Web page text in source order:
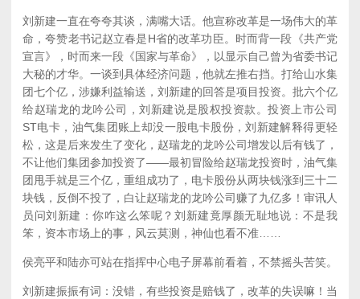
刘新建一直在夸夸其谈，满嘴大话。他宣称改革是一场伟大的革
命，夸赞老书记赵立春是H省的改革功臣。时而背一段《共产党
宣言》，时而来一段《国家与革命》，以显示自己曾为省委书记
大秘的才华。一谈到具体经济问题，他就左推右挡。打给山水集
团七个亿，涉嫌利益输送，刘新建的回答是项目投资。批六个亿
给赵瑞龙的龙吟公司，刘新建说是股权投资款。投资上市公司
ST电卡，油气集团账上却没一股电卡股份，刘新建解释得更轻
松，这是后来发生了变化，赵瑞龙的龙吟公司增发以后有钱了，
不让他们集团参加投资了——最初冒险给赵瑞龙投资时，油气集
团甩手就是三个亿，重组成功了，电卡股份从两块钱涨到三十二
块钱，反倒不投了，白让赵瑞龙的龙吟公司赚了九亿多！审讯人
员问刘新建：你咋这么笨呢？刘新建竟厚颜无耻地说：不是我
笨，资本市场上的事，风云莫测，神仙也看不准……
侯亮平和陆亦可站在指挥中心电子屏幕前看着，不禁摇头苦笑。
刘新建振振有词：没错，有些投资是赔钱了，改革的失误嘛！当